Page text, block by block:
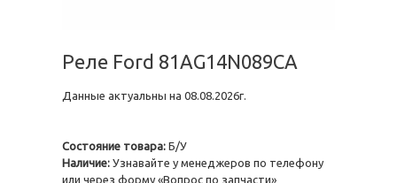
Реле Ford 81AG14N089CA
Данные актуальны на 08.08.2026г.
Состояние товара: Б/У
Наличие: Узнавайте у менеджеров по телефону
или через форму «Вопрос по запчасти»